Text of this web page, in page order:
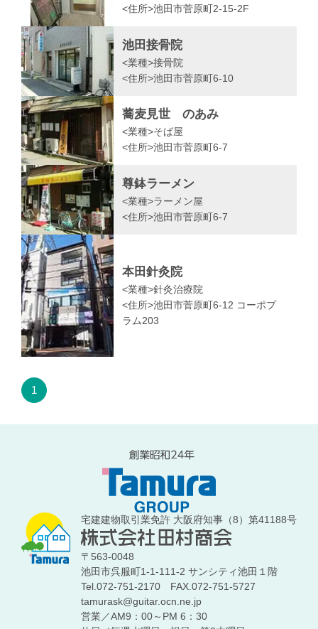
<住所>池田市菅原町2-15-2F
池田接骨院
<業種>接骨院
<住所>池田市菅原町6-10
蕎麦見世 のあみ
<業種>そば屋
<住所>池田市菅原町6-7
尊鉢ラーメン
<業種>ラーメン屋
<住所>池田市菅原町6-7
本田針灸院
<業種>針灸治療院
<住所>池田市菅原町6-12 コーポプ
ラム203
1
宅建建物取引業免許 大阪府知事（8）第41188号
〒563-0048
池田市呉服町1-1-111-2 サンシティ池田１階
Tel.072-751-2170FAX.072-751-5727
tamurask@guitar.ocn.ne.jp
営業／AM9：00～PM 6：30